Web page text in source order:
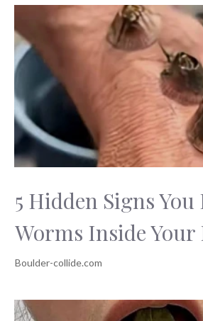
5 Hidden Signs You
Worms Inside Your